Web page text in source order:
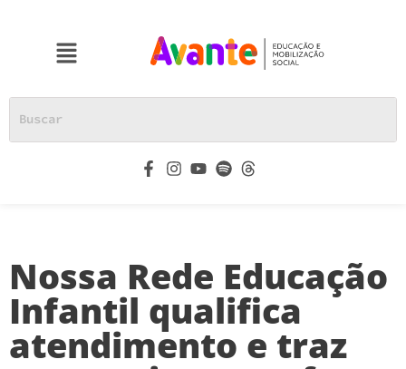
Nossa Rede Educação
Infantil qualifica
atendimento e traz